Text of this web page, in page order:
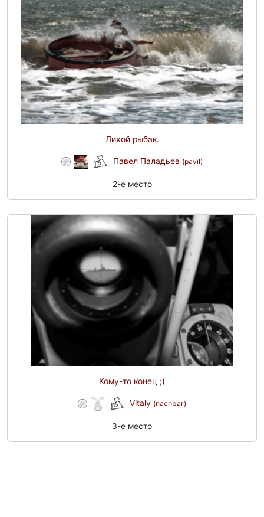
Лихой рыбак.
Павел Паладьев (pavil)
2-e место
Кому-то конец ;)
Vitaly (nachbar)
3-e место